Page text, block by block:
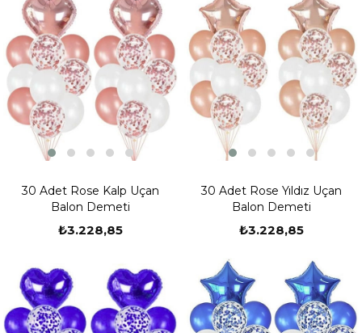
30 Adet Rose Kalp Uçan
Balon Demeti
₺3.228,85
30 Adet Rose Yıldız Uçan
Balon Demeti
₺3.228,85